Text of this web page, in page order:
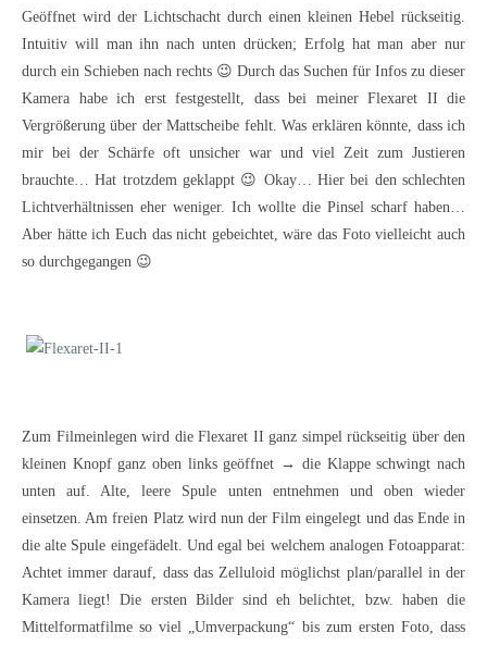
Geöffnet wird der Lichtschacht durch einen kleinen Hebel rückseitig.
Intuitiv will man ihn nach unten drücken; Erfolg hat man aber nur
durch ein Schieben nach rechts 😉 Durch das Suchen für Infos zu dieser
Kamera habe ich erst festgestellt, dass bei meiner Flexaret II die
Vergrößerung über der Mattscheibe fehlt. Was erklären könnte, dass ich
mir bei der Schärfe oft unsicher war und viel Zeit zum Justieren
brauchte… Hat trotzdem geklappt 😉 Okay… Hier bei den schlechten
Lichtverhältnissen eher weniger. Ich wollte die Pinsel scharf haben…
Aber hätte ich Euch das nicht gebeichtet, wäre das Foto vielleicht auch
so durchgegangen 😉
Zum Filmeinlegen wird die Flexaret II ganz simpel rückseitig über den
kleinen Knopf ganz oben links geöffnet → die Klappe schwingt nach
unten auf. Alte, leere Spule unten entnehmen und oben wieder
einsetzen. Am freien Platz wird nun der Film eingelegt und das Ende in
die alte Spule eingefädelt. Und egal bei welchem analogen Fotoapparat:
Achtet immer darauf, dass das Zelluloid möglichst plan/parallel in der
Kamera liegt! Die ersten Bilder sind eh belichtet, bzw. haben die
Mittelformatfilme so viel „Umverpackung“ bis zum ersten Foto, dass